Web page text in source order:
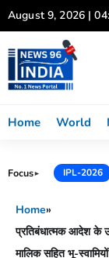
Skip
to
content
August 9, 2026 |
Home World
Focus► IPL-2026
Home»
प्रतिबंधात्‍मक आदेश के
मालिक सहित भू-